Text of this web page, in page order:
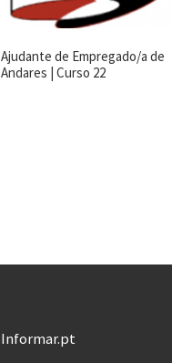
Ajudante de Empregado/a de
Andares | Curso 22
Informar.pt